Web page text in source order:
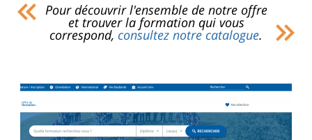
Pour découvrir l'ensemble de notre offre
et trouver la formation qui vous
correspond, consultez notre catalogue.
Imagen